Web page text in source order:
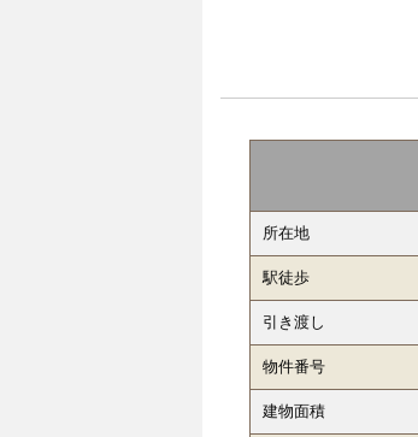
所在地
駅徒歩
引き渡し
物件番号
建物面積